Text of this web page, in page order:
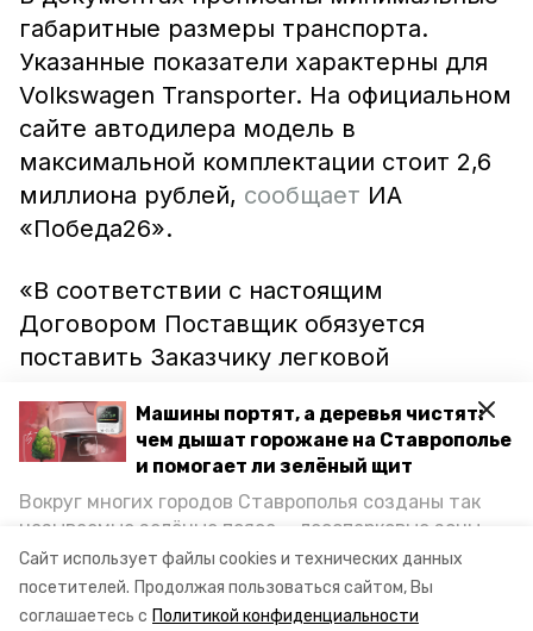
Сайт использует файлы cookies и технических данных
посетителей. Продолжая пользоваться сайтом, Вы
соглашаетесь с Политикой конфиденциальности
Машины портят, а деревья чистят:
чем дышат горожане на Ставрополье
и помогает ли зелёный щит
Вокруг многих городов Ставрополья созданы так
называемые зелёные пояса — лесопарковые зоны,
снижающие негативное воздействие выхлопных
газов на атмосферу. Справляются ли они с
постоянно растущим потоком автотранспорта и
габаритные размеры транспорта.
Указанные показатели характерны для
Volkswagen Transporter. На официальном
сайте автодилера модель в
максимальной комплектации стоит 2,6
миллиона рублей, сообщает ИА
«Победа26».
«В соответствии с настоящим
Договором Поставщик обязуется
поставить Заказчику легковой
количестве – 1 единица, не имеющий
эксплуатационного пробега», –
сообщается в материалах закупки.
Итоги по определению поставщика
подведут 29 октября.